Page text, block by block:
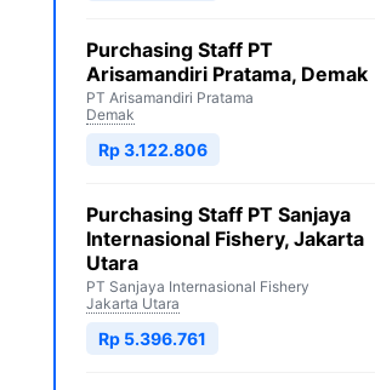
Purchasing Staff PT
Arisamandiri Pratama, Demak
PT Arisamandiri Pratama
Demak
Rp 3.122.806
Purchasing Staff PT Sanjaya
Internasional Fishery, Jakarta
Utara
PT Sanjaya Internasional Fishery
Jakarta Utara
Rp 5.396.761